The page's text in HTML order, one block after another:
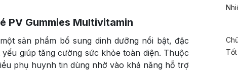
PV Gummies Multivitamin
sản phẩm bổ sung dinh dưỡng nổi bật, đặc
giúp tăng cường sức khỏe toàn diện. Thuộc
phụ huynh tin dùng nhờ vào khả năng hỗ trợ